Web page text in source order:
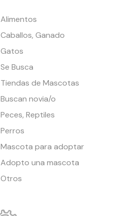
Alimentos
Caballos, Ganado
Gatos
Se Busca
Tiendas de Mascotas
Buscan novia/o
Peces, Reptiles
Perros
Mascota para adoptar
Adopto una mascota
Otros